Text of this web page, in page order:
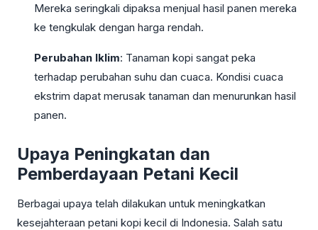
Mereka seringkali dipaksa menjual hasil panen mereka
ke tengkulak dengan harga rendah.
Perubahan Iklim: Tanaman kopi sangat peka
terhadap perubahan suhu dan cuaca. Kondisi cuaca
ekstrim dapat merusak tanaman dan menurunkan hasil
panen.
Upaya Peningkatan dan
Pemberdayaan Petani Kecil
Berbagai upaya telah dilakukan untuk meningkatkan
kesejahteraan petani kopi kecil di Indonesia. Salah satu